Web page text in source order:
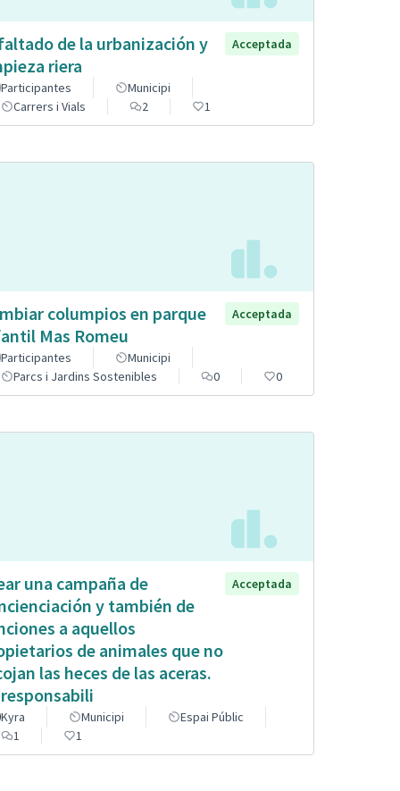
de la urbanización y
riera
Acceptada
Participantes
Municipi
Carrers i Vials
2 1
columpios en parque
Mas Romeu
Acceptada
Participantes
Municipi
Parcs i Jardins Sostenibles
0 0
una campaña de
y también de
a aquellos
de animales que no
las heces de las aceras.
Acceptada
Kyra Municipi
Espai Públic
1
1